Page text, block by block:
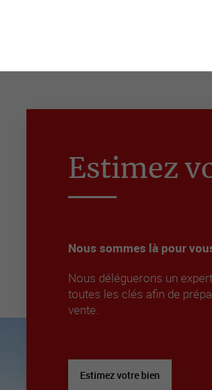
Estimez
Nous sommes là pour
Nous déléguerons un
toutes les clés afin de
vente.
Estimez votre bien